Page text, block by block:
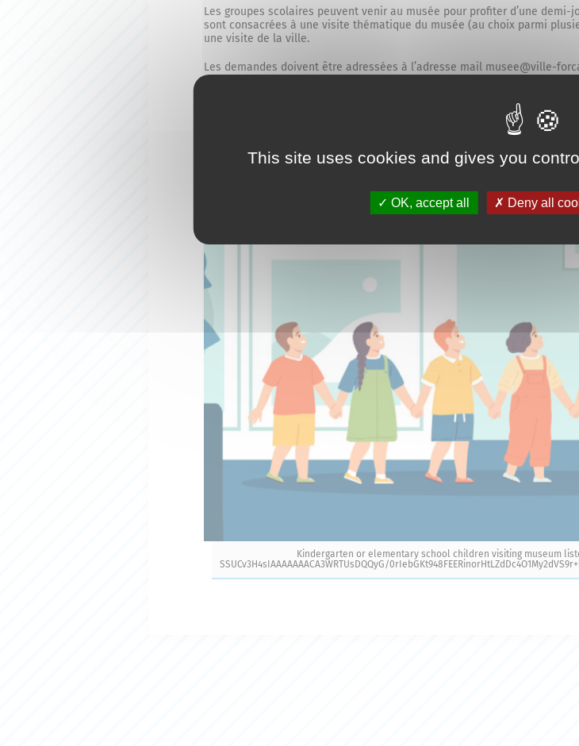
Les groupes scolaires peuvent venir au musée pour profiter d’une
sont consacrées à une visite thématique du musée (au choix parmi
une visite de la ville.
Les demandes doivent être adressées à l’adresse mail musee@ville-
Kindergarten or elementary school children visiting museum
SSUCv3H4sIAAAAAAACA3WRTUsDQQyG/
This site uses cookies and gives you
OK, accept all Deny all